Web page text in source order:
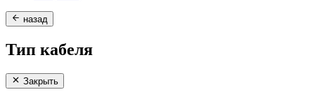
назад
Тип кабеля
Закрыть